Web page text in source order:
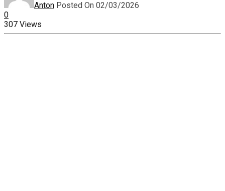
Anton Posted On 02/03/2026
0
307 Views